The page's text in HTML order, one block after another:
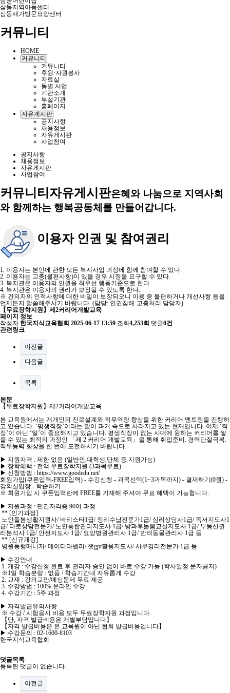
삼동지역아동센터
삼동재가방문요양센터
커뮤니티
HOME
커뮤니티
커뮤니티
후원·자원봉사
자료실
동별 사업
기관소개
부설기관
홈페이지
자유게시판
공지사항
채용정보
자유게시판
사업참여
공지사항
채용정보
자유게시판
사업참여
커뮤니티 자유게시판은혜와 나눔으로 지역사회
와 함께하는 행복공동체를 만들어갑니다.
이용자 인권 및 참여권리
1. 이용자는 본인에 관한 모든 복지사업 과정에 함께 참여할 수 있다.
2. 이용자는 고충(불편사항)이 있을 경우 시정을 요구할 수 있다.
3. 복지관은 이용자의 인권을 최우선 행동기준으로 한다.
4. 복지관은 이용자의 권리가 보장될 수 있도록 한다.
※ 건의자의 인적사항에 대한 비밀이 보장되오니 이용 중 불편하거나 개선사항 등을
언제든지 말씀해주시기 바랍니다. (담당: 인권침해·고충처리 담당자)
【무료장학지원】제2커리어개발교육
페이지 정보
작성자 한국지식교육협회 2025-06-17 13:59 조회 4,253회 댓글0건
관련링크
이전글
다음글
목록
본문
【무료장학지원】제2커리어개발교육
본 교육원에서는 개개인의 진로설계와 직무역량 향상을 위한 커리어 멘토링을 진행하
고 있습니다. ‘평생직장’이라는 말이 과거 속으로 사라지고 있는 현재입니다. 이제 ‘직
장’이 아닌 ‘일’이 중요해지고 있습니다. 평생직장이 없는 시대에 원하는 커리어를 쌓
을 수 있는 최적의 과정인 「제 2 커리어 개발교육」을 통해 취업준비. 경력단절극복.
직무능력 향상을 한 번에 도전하시기 바랍니다.
▶ 지원자격 : 제한 없음 (일반인,대학생,단체 등 지원가능)
▶ 장학혜택 : 전액 무료장학지원 (3과목무료)
▶ 신청방법 : https://www.goodedu.net/
회원가입(쿠폰입력-FREE입력) - 수강신청 - 과목선택(1~3과목까지) - 결재하기(0원) -
강의실입장 - 학습하기
※ 회원가입 시 쿠폰입력란에 FREE를 기재해 주셔야 무료 혜택이 가능합니다.
▶ 지원과정 : 민간자격증 90여 과정
** [인기과정]
노인돌봄생활지원사/ 바리스타1급/ 정리수납전문가1급/ 심리상담사1급/ 독서지도사1
급/ 타로상담전문가/ 노인통합관리지도사 1급/ 방과후돌봄교실지도사 1급/ 부동산권
리분석사 1급/ 안전지도사 1급/ 요양병원관리사 1급/ 반려동물관리사 1급 등
** [신규개강]
병원동행매니저/ 데이터라벨러/ 챗gpt활용지도사/ 사무경리전문가 1급 등
▶ 수강안내
1. 개강 : 수강신청 완료 후 관리자 승인 없이 바로 수강 가능 (학사일정 문자공지)
※1일 학습분량 : 없음 / 학습기간내 자유롭게 수강
2. 교재 : 강의교안/예상문제 무료 제공
3. 수강방법 : 100% 온라인 수강
4. 수강기간 : 5주 과정
▶ 자격발급유의사항
※ 수강 / 시험응시 비용 모두 무료장학지원 과정입니다.
【단, 자격 발급비용은 개별부담입니다】
【자격 발급비용은 본 교육원이 아닌 협회 발급비용입니다】
▶ 수강문의 : 02-1600-8103
한국지식교육협회
댓글목록
등록된 댓글이 없습니다.
이전글